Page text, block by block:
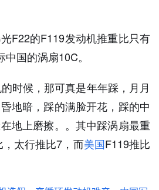
F22的F119发动机推重比只有
国的涡扇10C。
时候，那可真是年年踩，月月
地暗，踩的满脸开花，踩的中
地上磨擦。。其中踩涡扇最重
太行推比7，而美国F119推比